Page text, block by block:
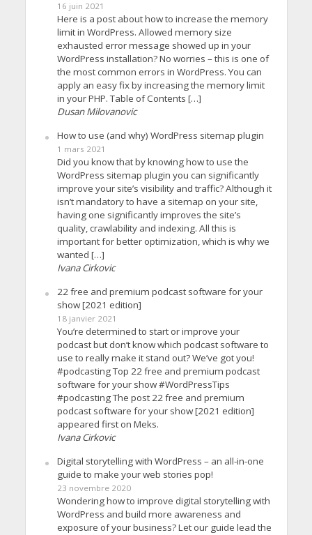
16 juin 2021
Here is a post about how to increase the memory
limit in WordPress. Allowed memory size
exhausted error message showed up in your
WordPress installation? No worries – this is one of
the most common errors in WordPress. You can
apply an easy fix by increasing the memory limit
in your PHP. Table of Contents […]
Dusan Milovanovic
How to use (and why) WordPress sitemap plugin
1 mars 2021
Did you know that by knowing how to use the
WordPress sitemap plugin you can significantly
improve your site’s visibility and traffic? Although it
isn’t mandatory to have a sitemap on your site,
having one significantly improves the site’s
quality, crawlability and indexing. All this is
important for better optimization, which is why we
wanted […]
Ivana Cirkovic
22 free and premium podcast software for your
show [2021 edition]
18 janvier 2021
You’re determined to start or improve your
podcast but don’t know which podcast software to
use to really make it stand out? We’ve got you!
#podcasting Top 22 free and premium podcast
software for your show #WordPressTips
#podcasting The post 22 free and premium
podcast software for your show [2021 edition]
appeared first on Meks.
Ivana Cirkovic
Digital storytelling with WordPress – an all-in-one
guide to make your web stories pop!
23 novembre 2020
Wondering how to improve digital storytelling with
WordPress and build more awareness and
exposure of your business? Let our guide lead the